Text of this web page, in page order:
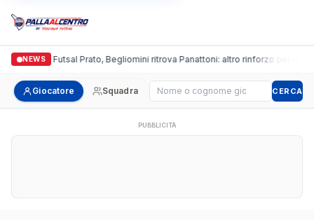
NEWS
Italgronda Futsal Prato, Begliomini ritrova Panattoni: altro rinforzo per i
Giocatore Squadra Cerca giocatore CERCA
PUBBLICITÀ